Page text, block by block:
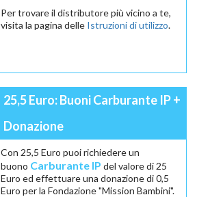
Per trovare il distributore più vicino a te,
visita la pagina delle Istruzioni di utilizzo.
25,5 Euro: Buoni Carburante IP +
Donazione
Con 25,5 Euro puoi richiedere un
buono Carburante IP del valore di 25
Euro ed effettuare una donazione di 0,5
Euro per la Fondazione "Mission Bambini".